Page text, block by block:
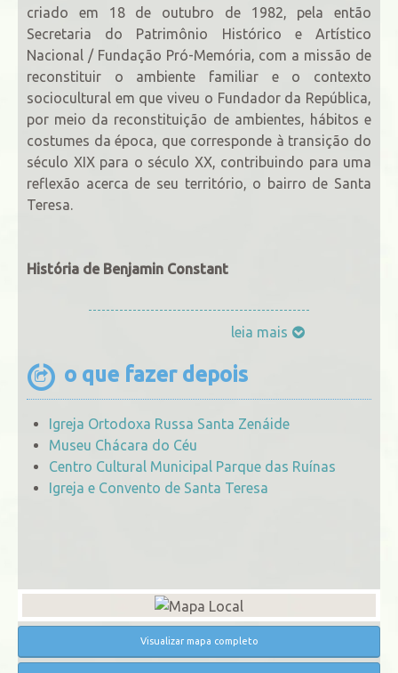
criado em 18 de outubro de 1982, pela então
Secretaria do Patrimônio Histórico e Artístico
Nacional / Fundação Pró-Memória, com a missão de
reconstituir o ambiente familiar e o contexto
sociocultural em que viveu o Fundador da República,
por meio da reconstituição de ambientes, hábitos e
costumes da época, que corresponde à transição do
século XIX para o século XX, contribuindo para uma
reflexão acerca de seu território, o bairro de Santa
Teresa.
História de Benjamin Constant
leia mais
o que fazer depois
Igreja Ortodoxa Russa Santa Zenáide
Museu Chácara do Céu
Centro Cultural Municipal Parque das Ruínas
Igreja e Convento de Santa Teresa
Visualizar mapa completo